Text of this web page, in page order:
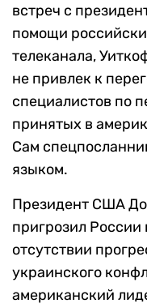
встреч с
помощи
телеканала,
не привлек к
специалистов по
принятых в
Сам
языком.
Президент США
пригрозил
отсутствии
украинского
американский